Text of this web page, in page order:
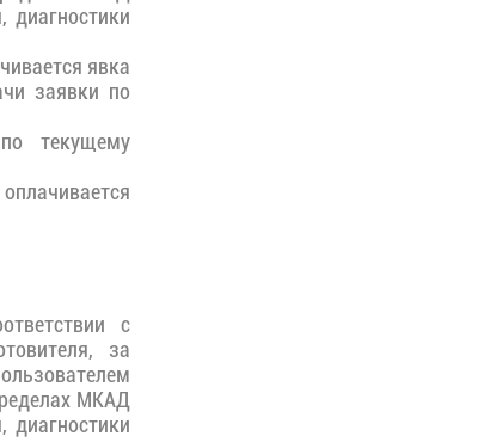
диагностики
явка
заявки по
текущему
с
за
МКАД
диагностики